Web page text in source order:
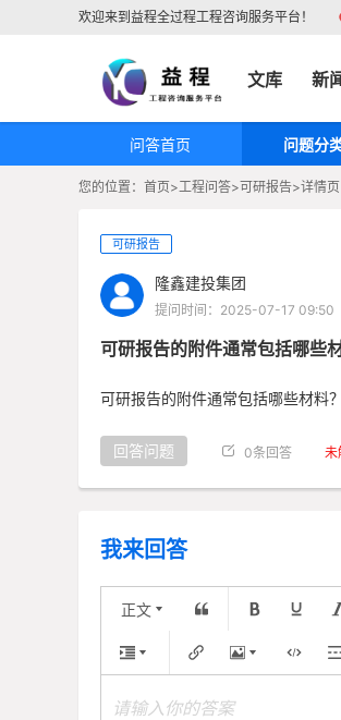
欢迎来到益程全过程工程咨询服务平台！
交易中心 资料文库 新
问答首页 问题分
您的位置： 首页>工程问答>可研报告>详情页
可研报告
隆鑫建投集团
提问时间：2025-07-17 09:50
可研报告的附件通常包括哪些材
可研报告的附件通常包括哪些材料？
回答问题 0条回答 未
我来回答
正文
请输入你的答案